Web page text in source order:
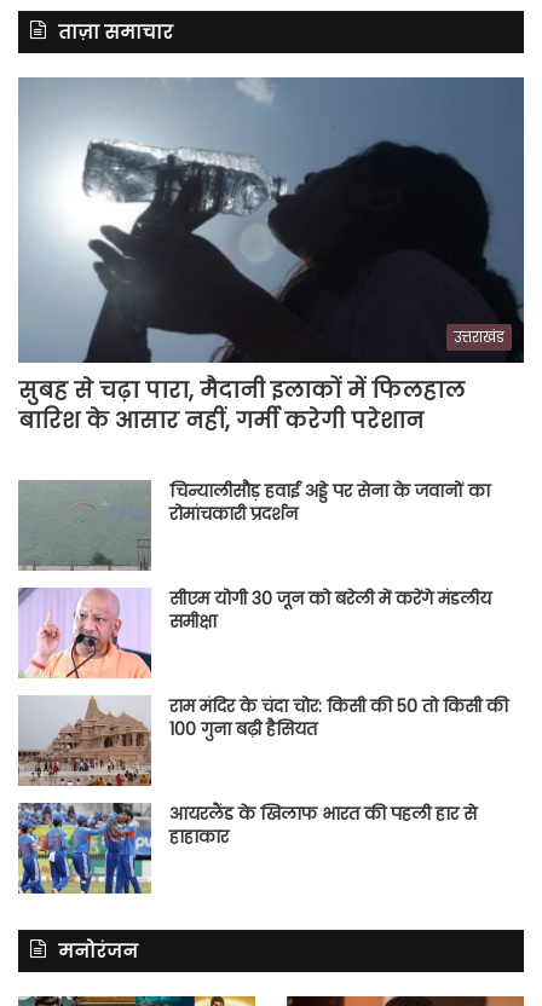
ताज़ा समाचार
उत्तराखंड
सुबह से चढ़ा पारा, मैदानी इलाकों में फिलहाल
बारिश के आसार नहीं, गर्मी करेगी परेशान
चिन्यालीसौड़ हवाई अड्डे पर सेना के जवानों का
रोमांचकारी प्रदर्शन
सीएम योगी 30 जून को बरेली में करेंगे मंडलीय
समीक्षा
राम मंदिर के चंदा चोर: किसी की 50 तो किसी की
100 गुना बढ़ी हैसियत
आयरलैंड के खिलाफ भारत की पहली हार से
हाहाकार
मनोरंजन